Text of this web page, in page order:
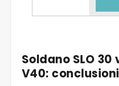
Soldano SLO
V40: conclusioni